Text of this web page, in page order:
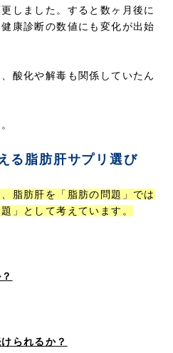
しました。すると数ヶ月後に
康診断の数値にも変化が出始
酸化や解毒も関係していたん
る脂肪肝サプリ選び
脂肪肝を「脂肪の問題」では
」として考えています。
られるか？